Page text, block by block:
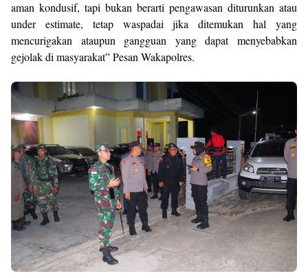
aman kondusif, tapi bukan berarti pengawasan diturunkan atau
under estimate, tetap waspadai jika ditemukan hal yang
mencurigakan ataupun gangguan yang dapat menyebabkan
gejolak di masyarakat” Pesan Wakapolres.